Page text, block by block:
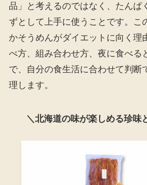
品」と考えるのではなく、たんぱ
ずとして上手に使うことです。こ
かそうめんがダイエットに向く理
べ方、組み合わせ方、夜に食べる
で、自分の食生活に合わせて判断
理します。
＼北海道の味が楽しめる珍味